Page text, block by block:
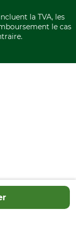
la TVA, les
le cas